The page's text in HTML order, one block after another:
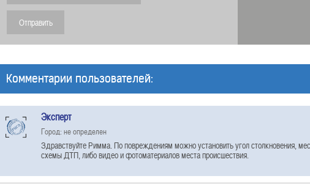
Комментарии пользователей:
Эксперт
Город: не определен
Здравствуйте Римма. По повреждениям можно установить угол столкновения,
схемы ДТП, либо видео и фотоматериалов места происшествия.